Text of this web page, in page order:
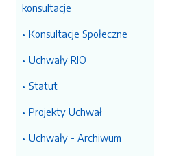
konsultacje
Konsultacje Społeczne
Uchwały RIO
Statut
Projekty Uchwał
Uchwały - Archiwum